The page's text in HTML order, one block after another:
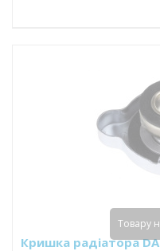
Кришка радіатора
Товару